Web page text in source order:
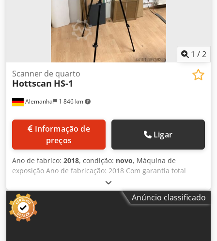
unidades -serra para ranhuras, 120 mm de diâmetro, no
sentido X -mandril de fresagem, 4,5 kW sistema de fixação
da peça comando/software Biesse Works entrega inclui
exclusivamente todas as ferramentas e porta-ferramentas
HSK mostrados nas imagens!
1 /2
Alemanha 1 846 km
Scanner de quarto
Hottscan HS-1
preços
Ligar
Ano de fabrico: 2018, condição: novo, Máquina de
exposição Ano de fabricação: 2018 Com garantia total
Equipamentos e dados técnicos: Recursos funcionais ·
Captura da geometria do ambiente por meio de medições
a laser · Função de taquímetro: pontos de medição padrão
podem ser estendidos por pontos de medição individuais ·
Captura panorâmica 360° complexa de cada
Anúncio classificado